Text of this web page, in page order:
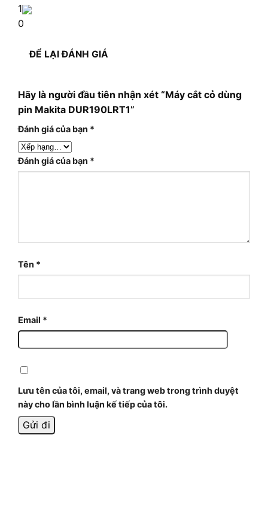
1
0
ĐỂ LẠI ĐÁNH GIÁ
Hãy là người đầu tiên nhận xét “Máy cắt cỏ dùng
pin Makita DUR190LRT1”
Đánh giá của bạn *
Đánh giá của bạn *
Tên *
Email *
Lưu tên của tôi, email, và trang web trong trình duyệt
này cho lần bình luận kế tiếp của tôi.